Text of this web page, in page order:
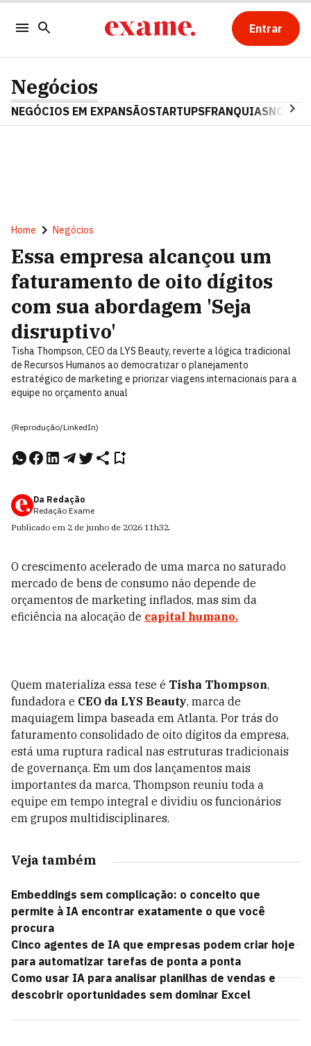
Entrar
Negócios
NEGÓCIOS EM EXPANSÃOSTARTUPSFRANQUIAS
Home Negócios
Essa empresa alcançou um
faturamento de oito dígitos
com sua abordagem 'Seja
disruptivo'
Tisha Thompson, CEO da LYS Beauty, reverte a lógica tradicional
de Recursos Humanos ao democratizar o planejamento
estratégico de marketing e priorizar viagens internacionais para a
equipe no orçamento anual
(Reprodução/LinkedIn)
Da Redação
Redação Exame
Publicado em 2 de junho de 2026 11h32.
O crescimento acelerado de uma marca no saturado
mercado de bens de consumo não depende de
orçamentos de marketing inflados, mas sim da
eficiência na alocação de capital humano.
Quem materializa essa tese é Tisha Thompson,
fundadora e CEO da LYS Beauty, marca de
maquiagem limpa baseada em Atlanta. Por trás do
faturamento consolidado de oito dígitos da empresa,
está uma ruptura radical nas estruturas tradicionais
de governança. Em um dos lançamentos mais
importantes da marca, Thompson reuniu toda a
equipe em tempo integral e dividiu os funcionários
em grupos multidisciplinares.
Veja também
Embeddings sem complicação: o conceito que
permite à IA encontrar exatamente o que você
procura
Cinco agentes de IA que empresas podem criar hoje
para automatizar tarefas de ponta a ponta
Como usar IA para analisar planilhas de vendas e
descobrir oportunidades sem dominar Excel